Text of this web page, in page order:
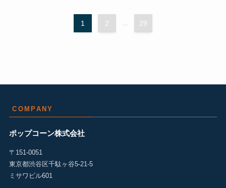
1 2 ... 29
COMPANY
ポップコーン株式会社
〒151-0051
東京都渋谷区千駄ヶ谷5-21-5
ミサワビル601